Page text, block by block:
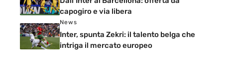
capogiro e via libera
News
Inter, spunta Zekri: il talento belga che
intriga il mercato europeo